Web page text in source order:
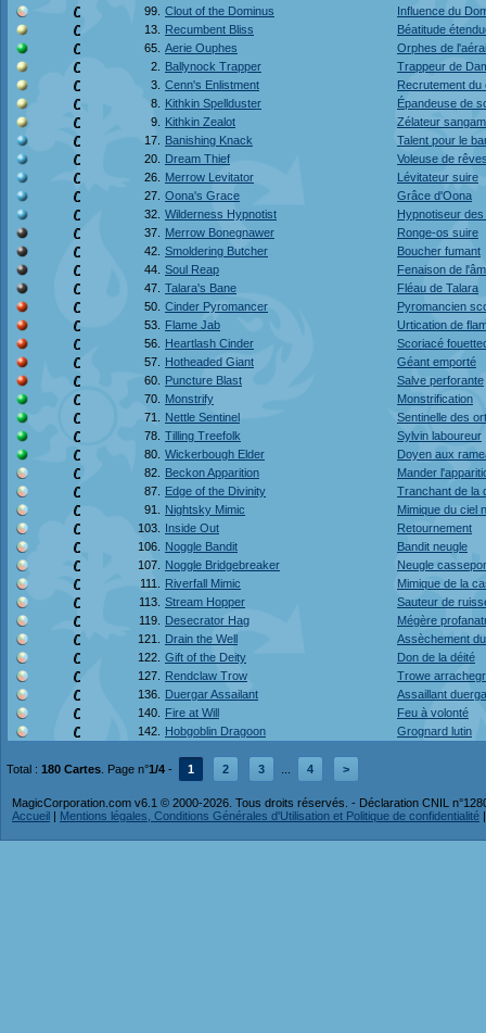
99. Clout of the Dominus
Influence du
13.
Recumbent Bliss
Béatitude
65. Aerie Ouphes
Orphes de
2.
Ballynock Trapper
Trappeur de
3. Cenn's Enlistment
Recrutement du
8.
Kithkin Spellduster
Épandeuse de
9.
Kithkin Zealot
Zélateur
17.
Banishing Knack
Talent pour le
20.
Dream Thief
Voleuse de
26.
Merrow Levitator
Lévitateur suire
27. Oona's Grace
Grâce d'Oona
32. Wilderness Hypnotist
Hypnotiseur
37.
Merrow Bonegnawer
Ronge-os suire
42. Smoldering Butcher
Boucher fumant
44. Soul Reap
Fenaison de
47. Talara's Bane
Fléau de Talara
50. Cinder Pyromancer
Pyromancien
53.
Flame Jab
Urtication de
56.
Heartlash Cinder
Scoriacé
57.
Hotheaded Giant
Géant emporté
60.
Puncture Blast
Salve perforante
70.
Monstrify
Monstrification
71.
Nettle Sentinel
Sentinelle des
78. Tilling Treefolk
Sylvin laboureur
80. Wickerbough Elder
Doyen aux
82.
Beckon Apparition
Mander
87.
Edge of the Divinity
Tranchant de la
91.
Nightsky Mimic
Mimique du ciel
103.
Inside Out
Retournement
106.
Noggle Bandit
Bandit neugle
107.
Noggle Bridgebreaker
Neugle
111.
Riverfall Mimic
Mimique de la
113. Stream Hopper
Sauteur de
119.
Desecrator Hag
Mégère
121.
Drain the Well
Assèchement
122. Gift of the Deity
Don de la déité
127.
Rendclaw Trow
Trowe
136.
Duergar Assailant
Assaillant
140.
Fire at Will
Feu à volonté
142.
Hobgoblin Dragoon Grognard lutin
Total : 180 Cartes . Page n°1/4 - 1 2 3 4 >
MagicCorporation.com v6.1 © 2000-2026. Tous droits réservés. - Déclaration CNIL
Accueil | Mentions légales, Conditions Générales d'Utilisation et Politique de confidentialité